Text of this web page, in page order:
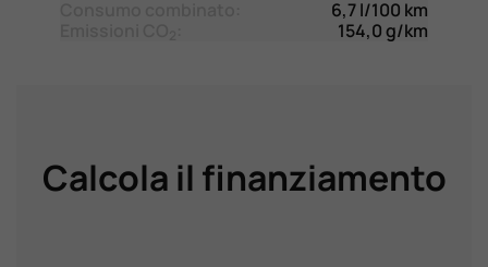
6,7 l/100 km
154,0 g/km
Calcola il finanziamento